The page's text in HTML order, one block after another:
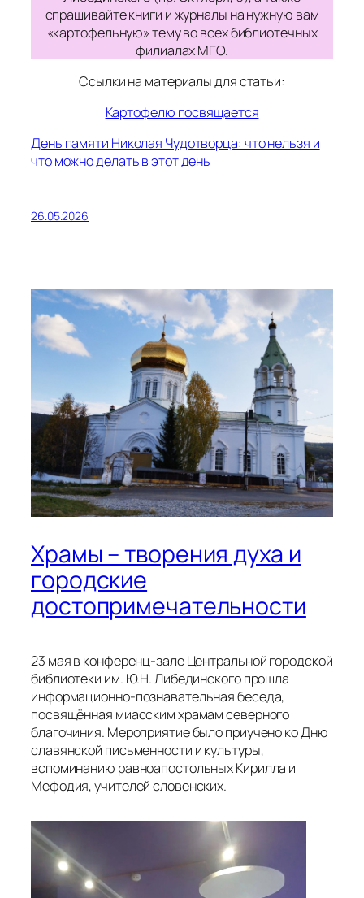
спрашивайте книги и журналы на нужную вам
«картофельную» тему во всех библиотечных
филиалах МГО.
Ссылки на материалы для статьи:
Картофелю посвящается
День памяти Николая Чудотворца: что нельзя и
что можно делать в этот день
26.05.2026
Храмы – творения духа и
городские
достопримечательности
23 мая в конференц-зале Центральной городской
библиотеки им. Ю.Н. Либединского прошла
информационно-познавательная беседа,
посвящённая миасским храмам северного
благочиния. Мероприятие было приучено ко Дню
славянской письменности и культуры,
вспоминанию равноапостольных Кирилла и
Мефодия, учителей словенских.